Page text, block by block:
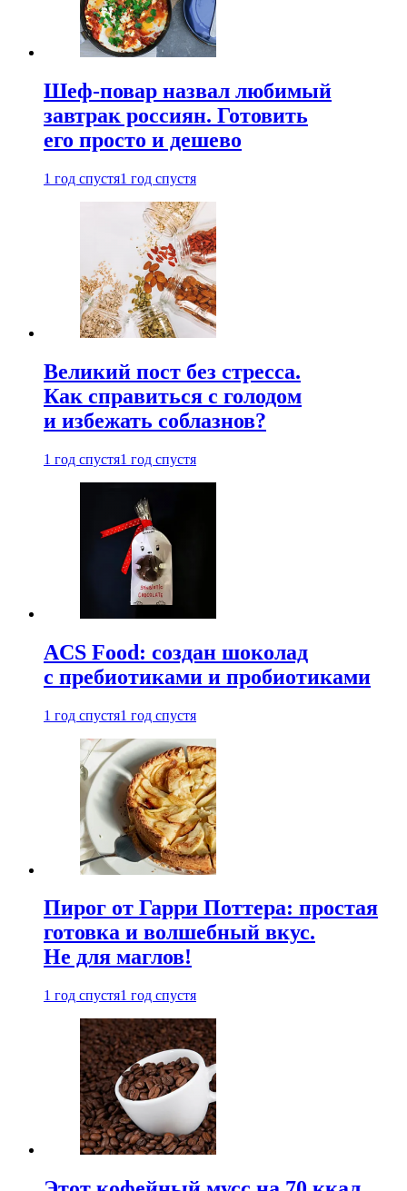
Шеф-повар назвал любимый
завтрак россиян. Готовить
его просто и дешево
1 год спустя1 год спустя
Великий пост без стресса.
Как справиться с голодом
и избежать соблазнов?
1 год спустя1 год спустя
ACS Food: создан шоколад
с пребиотиками и пробиотиками
1 год спустя1 год спустя
Пирог от Гарри Поттера: простая
готовка и волшебный вкус.
Не для маглов!
1 год спустя1 год спустя